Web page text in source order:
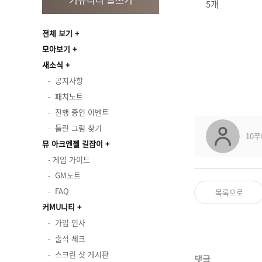
전체 보기
모아보기
새소식
공지사항
패치노트
진행 중인 이벤트
틀린 그림 찾기
뮤 아크엔젤 길잡이
게임 가이드
GM노트
FAQ
커MU니티
가입 인사
출석 체크
스크린 샷 게시판
5개
10
목록으로
댓글